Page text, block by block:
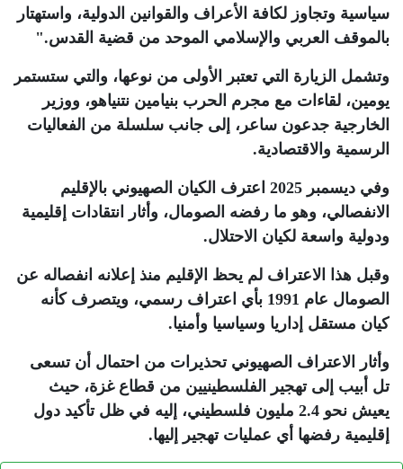
سياسية وتجاوز لكافة الأعراف والقوانين الدولية، واستهتار
بالموقف العربي والإسلامي الموحد من قضية القدس".
وتشمل الزيارة التي تعتبر الأولى من نوعها، والتي ستستمر
يومين، لقاءات مع مجرم الحرب بنيامين نتنياهو، ووزير
الخارجية جدعون ساعر، إلى جانب سلسلة من الفعاليات
الرسمية والاقتصادية.
وفي ديسمبر 2025 اعترف الكيان الصهيوني بالإقليم
الانفصالي، وهو ما رفضه الصومال، وأثار انتقادات إقليمية
ودولية واسعة لكيان الاحتلال.
وقبل هذا الاعتراف لم يحظ الإقليم منذ إعلانه انفصاله عن
الصومال عام 1991 بأي اعتراف رسمي، ويتصرف كأنه
كيان مستقل إداريا وسياسيا وأمنيا.
وأثار الاعتراف الصهيوني تحذيرات من احتمال أن تسعى
تل أبيب إلى تهجير الفلسطينيين من قطاع غزة، حيث
يعيش نحو 2.4 مليون فلسطيني، إليه في ظل تأكيد دول
إقليمية رفضها أي عمليات تهجير إليها.